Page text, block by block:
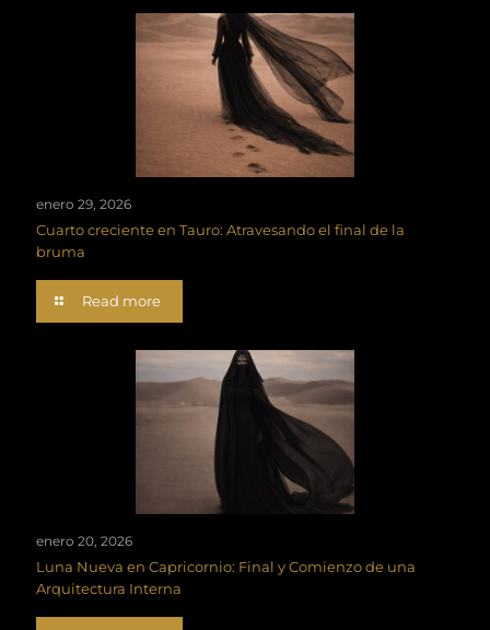
enero 29, 2026
Cuarto creciente en Tauro: Atravesando el final de la
bruma
Read more
enero 20, 2026
Luna Nueva en Capricornio: Final y Comienzo de una
Arquitectura Interna